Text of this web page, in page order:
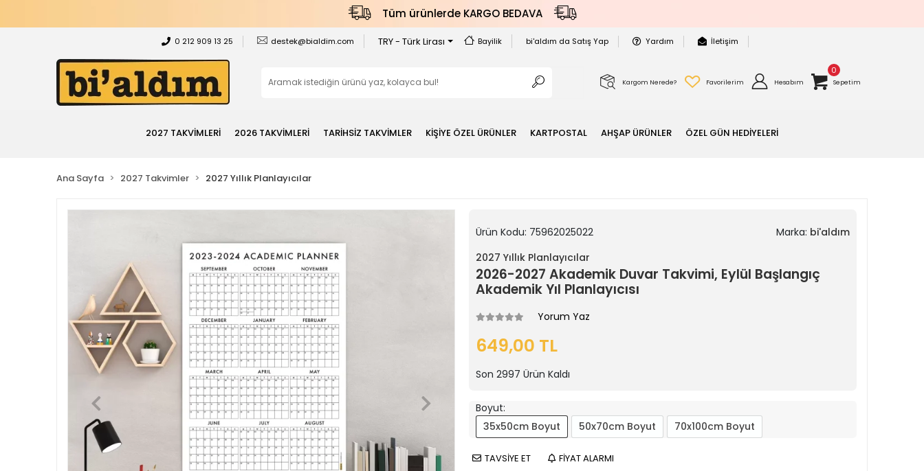
Tüm ürünlerde KARGO BEDAVA
0 212 909 13 25 destek@bialdim.com TRY - Türk Lirası Bayilik bi'aldım da Satış Yap Yardım İletişim
Kargom Nerede? Favorilerim Hesabım
0
Sepetim
2027 TAKVİMLERİ 2026 TAKVİMLERİ TARİHSİZ TAKVİMLER KİŞİYE ÖZEL ÜRÜNLER KARTPOSTAL AHŞAP ÜRÜNLER ÖZEL GÜN HEDİYELERİ
Ana Sayfa 2027 Takvimler 2027 Yıllık Planlayıcılar
Ürün Kodu: 75962025022 Marka: bi'aldım
2027 Yıllık Planlayıcılar
2026-2027 Akademik Duvar Takvimi, Eylül Başlangıç
Akademik Yıl Planlayıcısı
Yorum Yaz
649,00 TL
Son 2997 Ürün Kaldı
Boyut:
35x50cm Boyut
50x70cm Boyut 70x100cm Boyut
TAVSİYE ET FİYAT ALARMI